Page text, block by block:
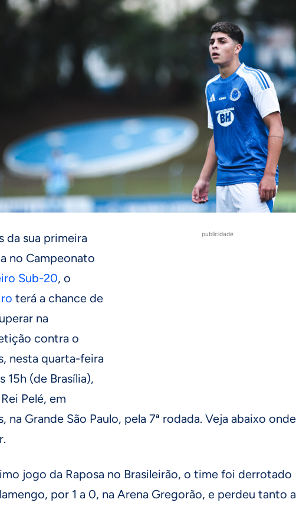
publicidade
da sua primeira
no Campeonato
Sub-20, o
terá a chance de
na
contra o
nesta quarta-feira
15h (de Brasília),
Pelé, em
na Grande São Paulo, pela 7ª rodada. Veja abaixo onde
jogo da Raposa no Brasileirão, o time foi derrotado
por 1 a 0, na Arena Gregorão, e perdeu tanto a